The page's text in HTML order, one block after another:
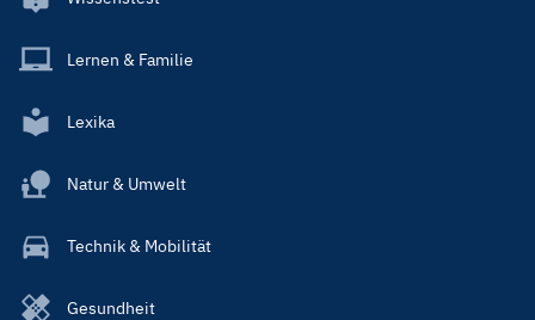
Lernen & Familie
Lexika
Natur & Umwelt
Technik & Mobilität
Gesundheit